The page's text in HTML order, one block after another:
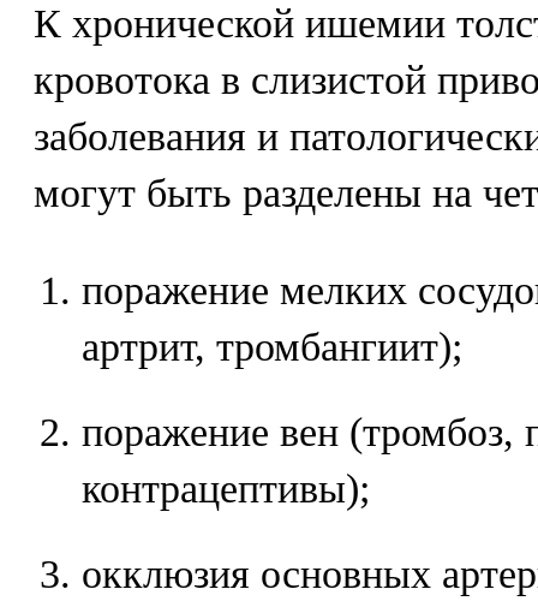
К хронической ишемии
кровотока в слизистой
заболевания и
могут быть разделены на
поражение мелких
артрит, тромбангиит);
поражение вен (тромбоз,
контрацептивы);
окклюзия основных